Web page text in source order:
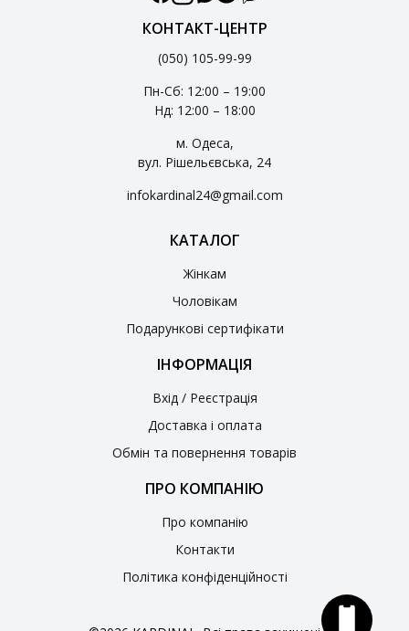
КОНТАКТ-ЦЕНТР
(050) 105-99-99
Пн-Сб: 12:00 – 19:00
Нд: 12:00 – 18:00
м. Одеса,
вул. Рішельєвська, 24
infokardinal24@gmail.com
КАТАЛОГ
Жінкам
Чоловікам
Подарункові сертифікати
ІНФОРМАЦІЯ
Вхід / Реєстрація
Доставка і оплата
Обмін та повернення товарів
ПРО КОМПАНІЮ
Про компанію
Контакти
Політика конфіденційності